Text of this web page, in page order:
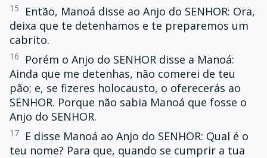
15
Então, Manoá disse ao Anjo do SENHOR: Ora,
deixa que te detenhamos e te preparemos um
cabrito.
16
Porém o Anjo do SENHOR disse a Manoá:
Ainda que me detenhas, não comerei de teu
pão; e, se fizeres holocausto, o oferecerás ao
SENHOR. Porque não sabia Manoá que fosse o
Anjo do SENHOR.
17
E disse Manoá ao Anjo do SENHOR: Qual é o
teu nome? Para que, quando se cumprir a tua